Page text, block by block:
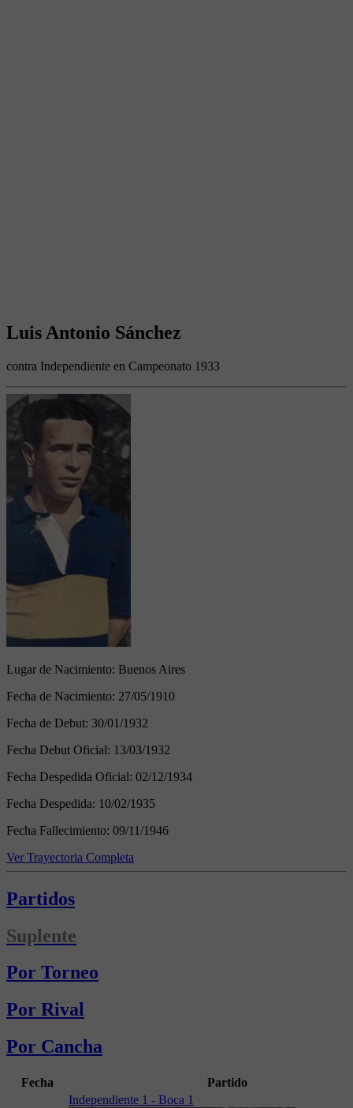
Luis Antonio Sánchez
contra Independiente en Campeonato 1933
Lugar de Nacimiento: Buenos Aires
Fecha de Nacimiento: 27/05/1910
Fecha de Debut: 30/01/1932
Fecha Debut Oficial: 13/03/1932
Fecha Despedida Oficial: 02/12/1934
Fecha Despedida: 10/02/1935
Fecha Fallecimiento: 09/11/1946
Ver Trayectoria Completa
Partidos
Suplente
Por Torneo
Por Rival
Por Cancha
Fecha Partido
Independiente 1 - Boca 1